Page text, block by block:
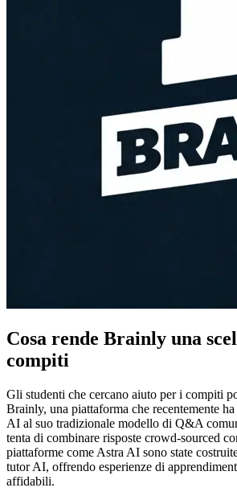
Cosa rende Brainly una
compiti
Gli studenti che cercano aiuto per i compiti
Brainly, una piattaforma che recentemente
AI al suo tradizionale modello di Q&A
tenta di combinare risposte crowd-sourced
piattaforme come Astra AI sono state
tutor AI, offrendo esperienze di
affidabili.